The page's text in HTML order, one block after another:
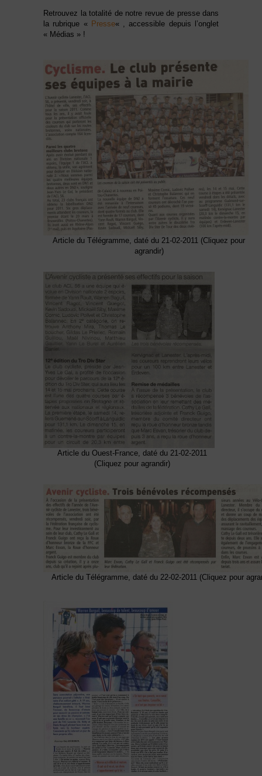
Retrouvez la totalité de notre revue de presse dans
la rubrique « Presse« , accessible depuis l’onglet
« Médias » !
Article du Télégramme, daté du 21-02-2011 (Cliquez pour
agrandir)
Article du Ouest-France, daté du 21-02-2011
(Cliquez pour agrandir)
Article du Télégramme, daté du 22-02-2011 (Cliquez pour